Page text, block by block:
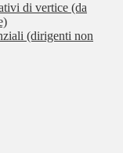
di vertice (da
(dirigenti non